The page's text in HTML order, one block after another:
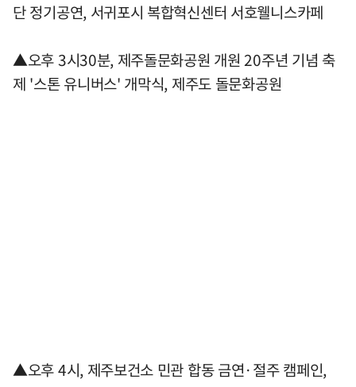
단 정기공연, 서귀포시 복합혁신센터 서호웰니스카페
▲오후 3시30분, 제주돌문화공원 개원 20주년 기념 축
제 '스톤 유니버스' 개막식, 제주도 돌문화공원
▲오후 4시, 제주보건소 민관 합동 금연·절주 캠페인,